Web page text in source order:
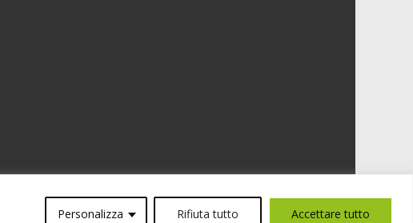
Personalizza Rifiuta tutto Accettare tutto